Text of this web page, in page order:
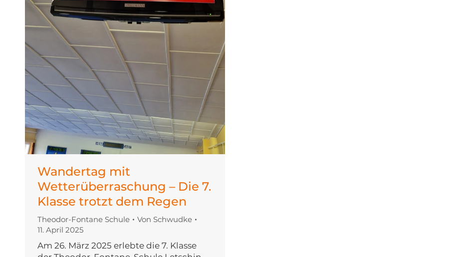
Wandertag mit
Wetterüberraschung – Die 7.
Klasse trotzt dem Regen
Theodor-Fontane Schule Von Schwudke
11. April 2025
Am 26. März 2025 erlebte die 7. Klasse